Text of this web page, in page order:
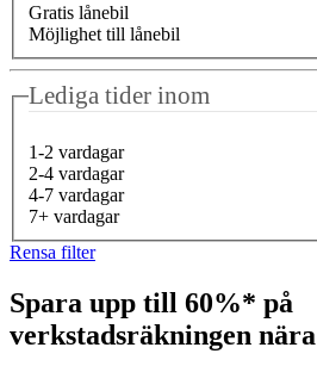
Gratis lånebil
Möjlighet till lånebil
Lediga tider inom
1-2 vardagar
2-4 vardagar
4-7 vardagar
7+ vardagar
Rensa filter
Spara upp till 60%* på
verkstadsräkningen nära